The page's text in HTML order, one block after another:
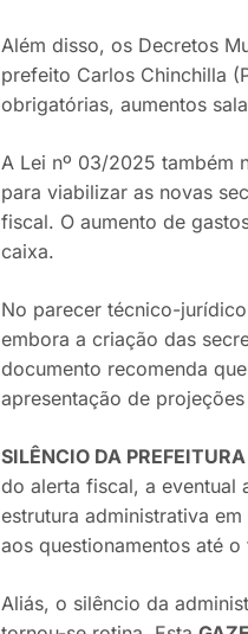
Além disso, os Decretos
prefeito Carlos Chinchilla
obrigatórias, aumentos
A Lei nº 03/2025 também
para viabilizar as novas
fiscal. O aumento de
caixa.
No parecer técnico-
embora a criação das
documento recomenda
apresentação de
SILÊNCIO DA PREFEITURA
do alerta fiscal, a eventual
estrutura administrativa
aos questionamentos até
Aliás, o silêncio da